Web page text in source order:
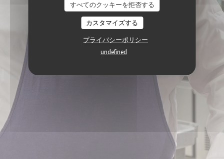
すべてのクッキーを拒否する
カスタマイズする
プライバシーポリシー
undefined